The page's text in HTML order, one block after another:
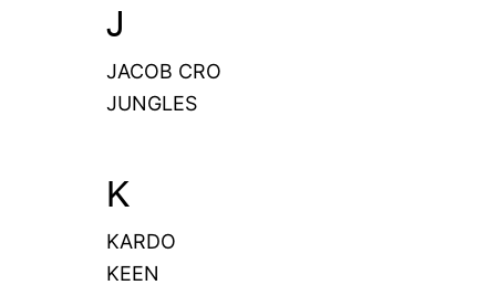
J
JACOB CRO
JUNGLES
K
KARDO
KEEN